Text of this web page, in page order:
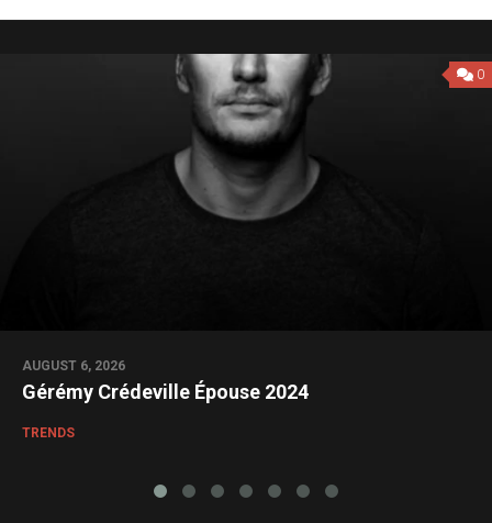
0
AUGUST 6, 2026
Gérémy Crédeville Épouse 2024
TRENDS